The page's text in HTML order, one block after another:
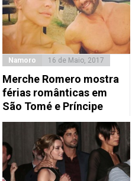
Namoro 16 de Maio, 2017
Merche Romero mostra
férias românticas em
São Tomé e Príncipe